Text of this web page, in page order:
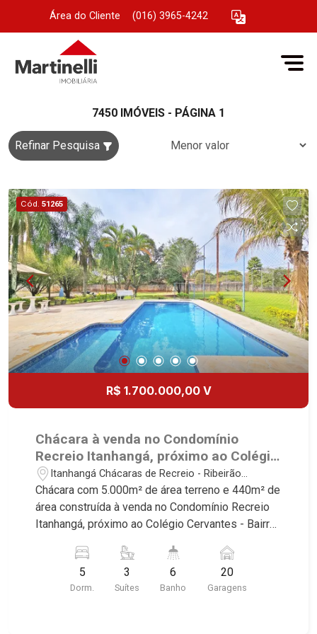
Área do Cliente (016) 3965-4242
7450 IMÓVEIS - PÁGINA 1
Refinar Pesquisa
Cód. 51265
R$ 1.700.000,00 V
Chácara à venda no Condomínio
Recreio Itanhangá, próximo ao Colégio
Cervantes - Ribeirão Preto/SP.
Itanhangá Chácaras de Recreio - Ribeirão
Preto/SP
Chácara com 5.000m² de área terreno e 440m² de
área construída à venda no Condomínio Recreio
Itanhangá, próximo ao Colégio Cervantes - Bairro
Preto/SP. Conheça as características deste
imóvel que a Martinelli Imobiliária selecionou
para você: - 5.000m² de área terreno e 440m² de
5
Dorm.
3
Suítes
6
Banho
20
Garagens